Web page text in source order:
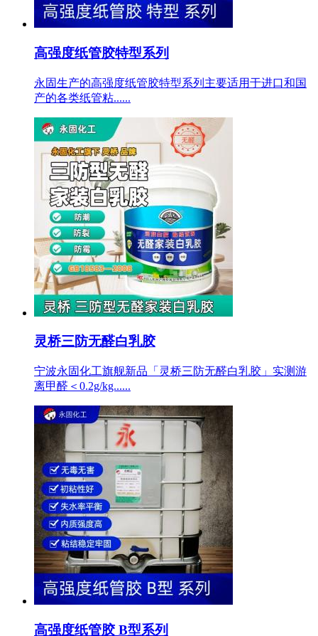
高强度纸管胶特型系列
永固生产的高强度纸管胶特型系列主要适用于进口和国
产的各类纸管粘......
灵桥三防无醛白乳胶
宁波永固化工旗舰新品「灵桥三防无醛白乳胶」实测游
离甲醛＜0.2g/kg......
高强度纸管胶 B型系列